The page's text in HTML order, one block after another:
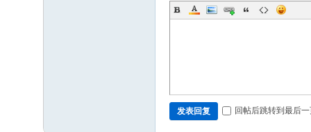
发表回复 回帖后跳转到最后